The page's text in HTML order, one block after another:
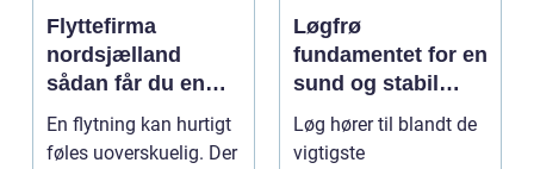
Flyttefirma
nordsjælland
sådan får du en
tryg og effektiv
flytning
En flytning kan hurtigt
føles uoverskuelig. Der
Løgfrø
fundamentet for en
sund og stabil
løgavl
Løg hører til blandt de
vigtigste